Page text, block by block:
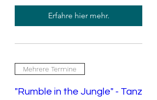
Erfahre hier mehr.
Mehrere Termine
"Rumble in the Jungle" - Tanz